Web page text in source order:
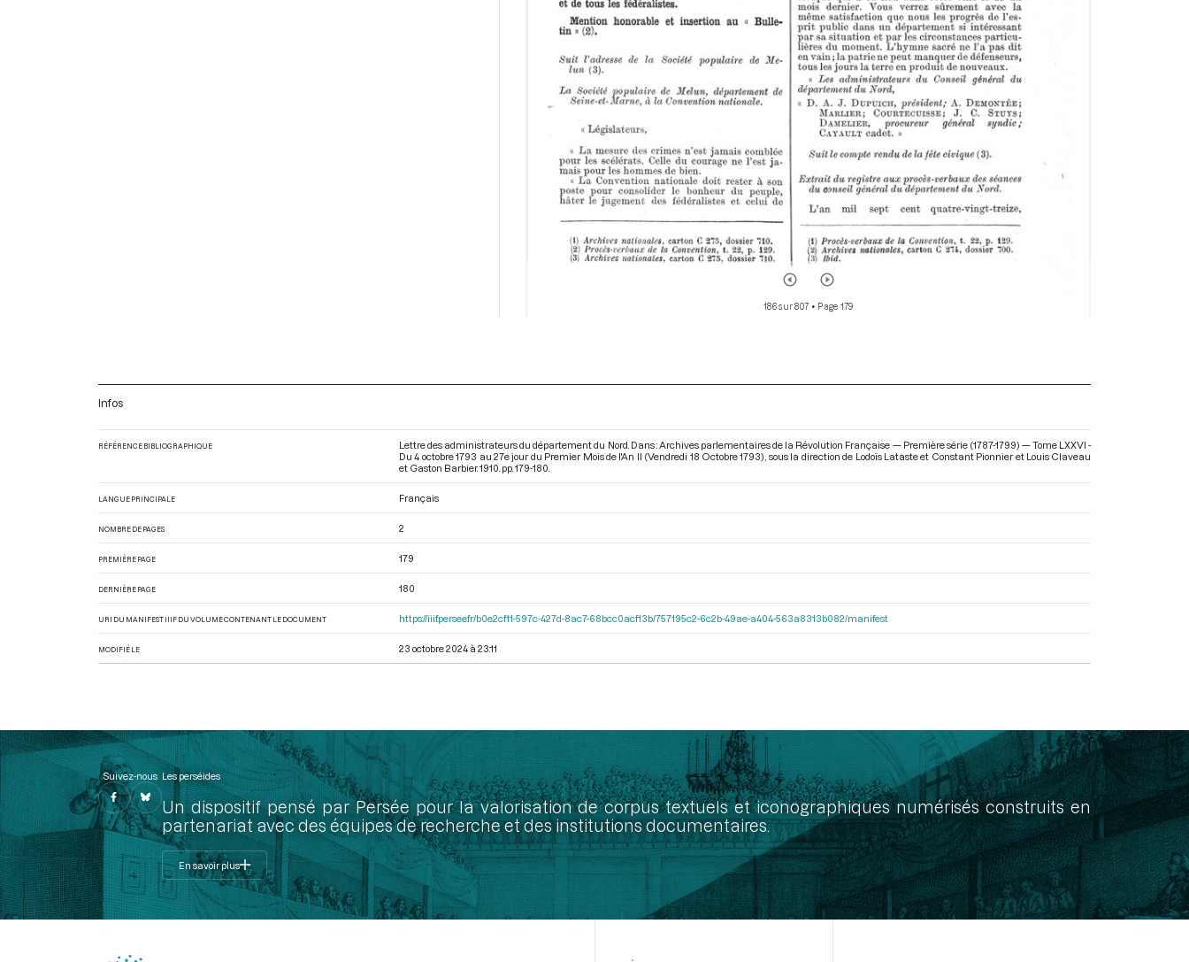
186 sur 807 • Page 179
Infos
RÉFÉRENCE BIBLIOGRAPHIQUE
Lettre des administrateurs du département du Nord. Dans : Archives parlementaires de la Révolution Française — Première série (1787-1799) — Tome LXXVI -
Du 4 octobre 1793 au 27e jour du Premier Mois de l'An II (Vendredi 18 Octobre 1793) , sous la direction de Lodoïs Lataste et Constant Pionnier et Louis Claveau
et Gaston Barbier. 1910. pp. 179-180.
LANGUE PRINCIPALE Français
NOMBRE DE PAGES 2
PREMIÈRE PAGE 179
DERNIÈRE PAGE 180
URI DU MANIFEST IIIF DU VOLUME CONTENANT LE DOCUMENT https://iiif.persee.fr/b0e2cf11-597c-427d-8ac7-68bcc0acf13b/757195c2-6c2b-49ae-a404-563a8313b082/manifest
MODIFIÉ LE 23 octobre 2024 à 23:11
Suivez-nous Les perséides
Un dispositif pensé par Persée pour la valorisation de corpus textuels et iconographiques numérisés construits en
partenariat avec des équipes de recherche et des institutions documentaires.
En savoir plus